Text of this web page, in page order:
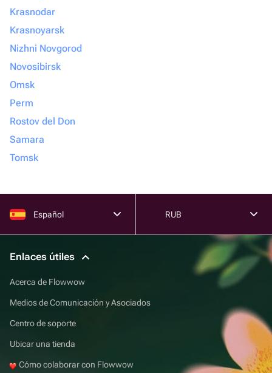
Krasnodar
Krasnoyarsk
Nizhni Novgorod
Novosibirsk
Omsk
Perm
Rostov del Don
Samara
Tomsk
Español RUB
Enlaces útiles
Acerca de Flowwow
Medios de Comunicación y Asociados
Centro de soporte
Ubicar una tienda
Cómo colaborar con Flowwow